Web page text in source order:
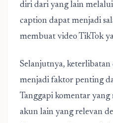
diri dari yang lain
caption dapat menjadi
membuat video TikTok
Selanjutnya, keterlibatan
menjadi faktor penting
Tanggapi komentar
akun lain yang relevan